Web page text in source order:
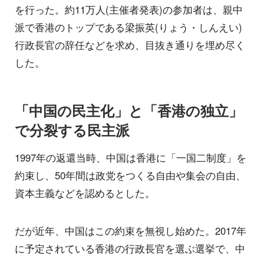
を行った。約11万人(主催者発表)の参加者は、親中
派で香港のトップである梁振英(りょう・しんえい)
行政長官の辞任などを求め、目抜き通りを埋め尽く
した。
「中国の民主化」と「香港の独立」
で分裂する民主派
1997年の返還当時、中国は香港に「一国二制度」を
約束し、50年間は政党をつくる自由や集会の自由、
資本主義などを認めるとした。
だが近年、中国はこの約束を無視し始めた。2017年
に予定されている香港の行政長官を選ぶ選挙で、中